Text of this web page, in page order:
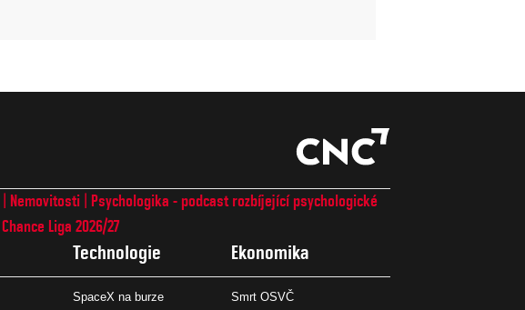
Nemovitosti
Psychologika - podcast rozbíjející psychologické
Chance Liga 2026/27
Technologie
SpaceX na burze
Ekonomika
Smrt OSVČ